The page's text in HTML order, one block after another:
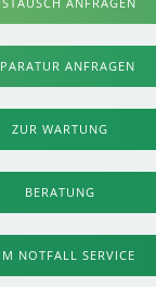
ANFRAGEN
ZUR WARTUNG
BERATUNG
NOTFALL SERVICE